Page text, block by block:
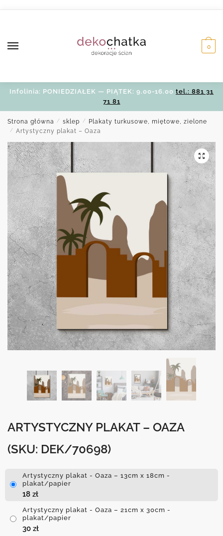
0
Infolinia: PONIEDZIAŁEK — PIĄTEK: 9.00-16.00 tel.: 881 31
71 81
Strona główna / sklep / Plakaty turkusowe, miętowe, zielone
/ Artystyczny plakat – Oaza
ARTYSTYCZNY PLAKAT – OAZA
(SKU: DEK/70698)
Artystyczny plakat - Oaza – 13cm x 18cm -
plakat/papier
18 zł
Artystyczny plakat - Oaza – 21cm x 30cm -
plakat/papier
30 zł